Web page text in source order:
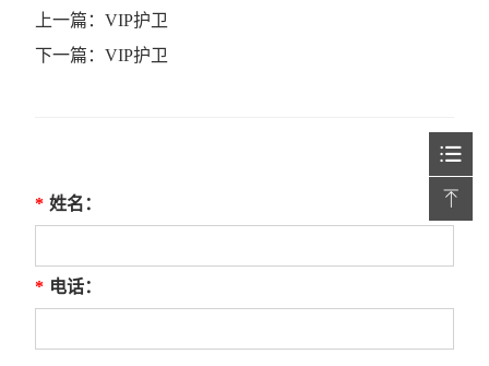
上一篇：VIP护卫
下一篇：VIP护卫
* 姓名：
* 电话：